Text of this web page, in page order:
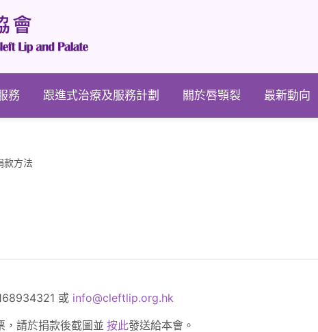
務 跟進式治療及服務計劃 關於唇顎裂 最新動向
款方法
或 info@cleftlip.org.hk
，請於捐款後截圖並 按此發送給本會。